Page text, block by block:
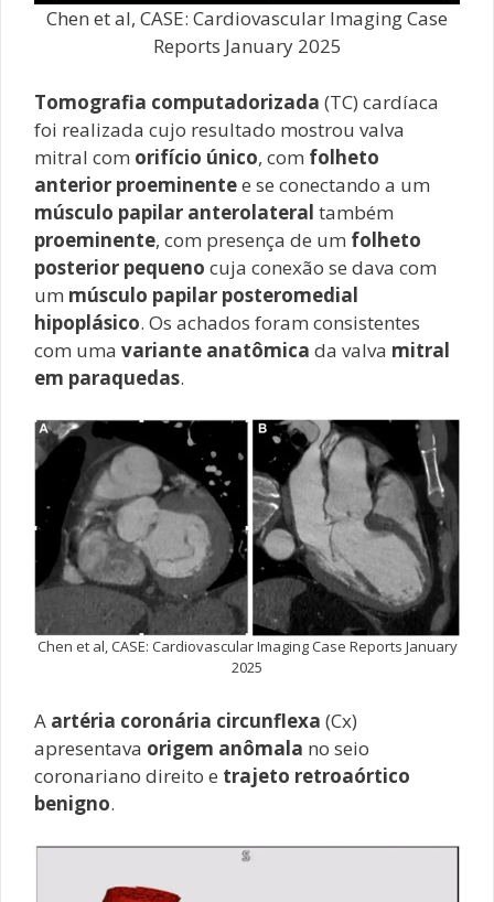
Chen et al, CASE: Cardiovascular Imaging Case
Reports January 2025
Tomografia computadorizada (TC) cardíaca
foi realizada cujo resultado mostrou valva
mitral com orifício único, com folheto
anterior proeminentee se conectando a um
músculo papilar anterolateral também
proeminente, com presença de um folheto
posterior pequeno cuja conexão se dava com
um músculo papilar posteromedial
hipoplásico. Os achados foram consistentes
com uma variante anatômica da valva mitral
em paraquedas.
Chen et al, CASE: Cardiovascular Imaging Case Reports January
2025
A artéria coronária circunflexa (Cx)
apresentava origem anômala no seio
coronariano direito e trajeto retroaórtico
benigno.